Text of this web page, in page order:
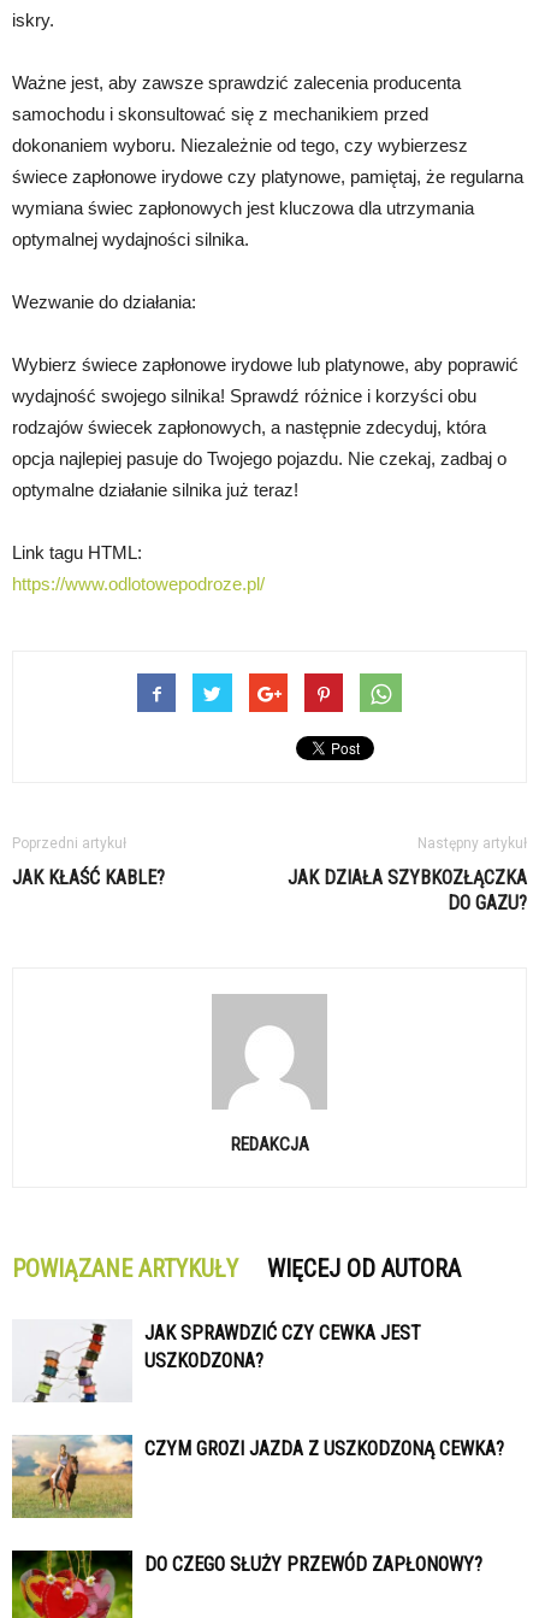
iskry.
Ważne jest, aby zawsze sprawdzić zalecenia producenta
samochodu i skonsultować się z mechanikiem przed
dokonaniem wyboru. Niezależnie od tego, czy wybierzesz
świece zapłonowe irydowe czy platynowe, pamiętaj, że regularna
wymiana świec zapłonowych jest kluczowa dla utrzymania
optymalnej wydajności silnika.
Wezwanie do działania:
Wybierz świece zapłonowe irydowe lub platynowe, aby poprawić
wydajność swojego silnika! Sprawdź różnice i korzyści obu
rodzajów świecek zapłonowych, a następnie zdecyduj, która
opcja najlepiej pasuje do Twojego pojazdu. Nie czekaj, zadbaj o
optymalne działanie silnika już teraz!
Link tagu HTML:
https://www.odlotowepodroze.pl/
Poprzedni artykuł
JAK KŁAŚĆ KABLE?
Następny artykuł
JAK DZIAŁA SZYBKOZŁĄCZKA
DO GAZU?
REDAKCJA
POWIĄZANE ARTYKUŁY WIĘCEJ OD AUTORA
JAK SPRAWDZIĆ CZY CEWKA JEST
USZKODZONA?
CZYM GROZI JAZDA Z USZKODZONĄ CEWKA?
DO CZEGO SŁUŻY PRZEWÓD ZAPŁONOWY?